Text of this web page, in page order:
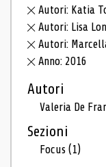
Autori: Katia
Autori: Lisa
Autori:
Anno: 2016
Autori
Valeria De
Sezioni
Focus(1)